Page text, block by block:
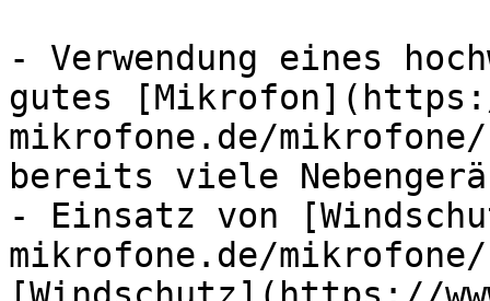
- Verwendung eines
gutes
mikrofone.de/
bereits viele
- Einsatz von
mikrofone.de/